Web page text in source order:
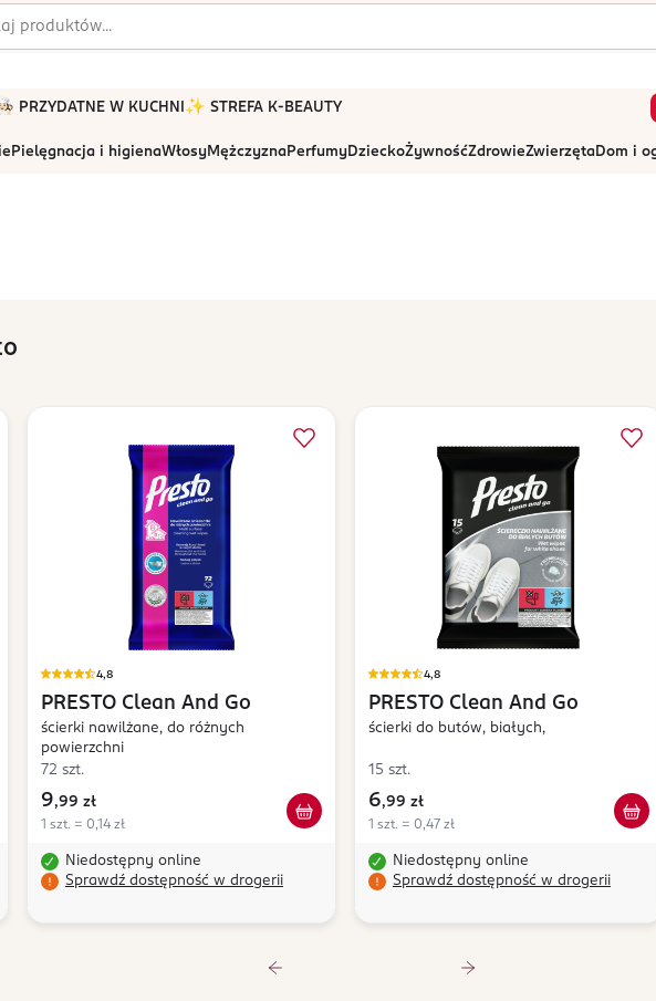
PRZYDATNE W KUCHNI ✨ STREFA K-BEAUTY
Pielęgnacja i higienaWłosyMężczyznaPerfumyDzieckoŻywnośćZdrowieZwierzętaDom i
4,8
PRESTO Clean And Go
ścierki nawilżane, do różnych
powierzchni
72 szt.
9,99 zł
1 szt. = 0,14 zł
Niedostępny online
Sprawdź dostępność w drogerii
4,8
PRESTO Clean And Go
ścierki do butów, białych,
15 szt.
6,99 zł
1 szt. = 0,47 zł
Niedostępny online
Sprawdź dostępność w drogerii